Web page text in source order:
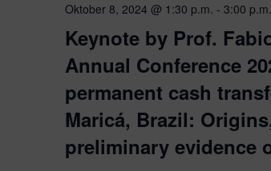
Oktober 8, 2024 @ 1:30 p.m. -3:00 p.m.
Keynote by Prof.
Annual Conference
permanent cash
Maricá, Brazil:
preliminary evidence